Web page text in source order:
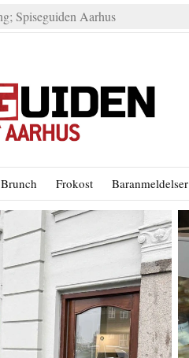
Brunch Frokost Baranmeldelser